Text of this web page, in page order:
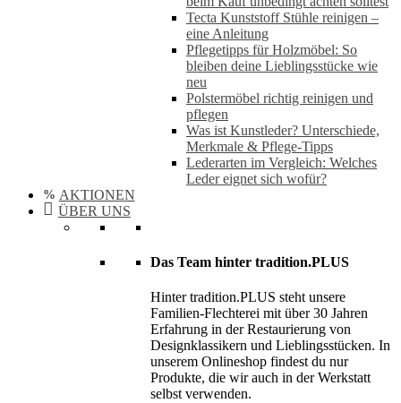
Tecta Kunststoff Stühle reinigen –
eine Anleitung
Pflegetipps für Holzmöbel: So
bleiben deine Lieblingsstücke wie
neu​
Polstermöbel richtig reinigen und
pflegen
Was ist Kunstleder? Unterschiede,
Merkmale & Pflege-Tipps
Lederarten im Vergleich: Welches
Leder eignet sich wofür?
AKTIONEN
ÜBER UNS
Das Team hinter tradition.PLUS
Hinter tradition.PLUS steht unsere
Familien-Flechterei mit über 30 Jahren
Erfahrung in der Restaurierung von
Designklassikern und Lieblingsstücken. In
unserem Onlineshop findest du nur
Produkte, die wir auch in der Werkstatt
selbst verwenden.